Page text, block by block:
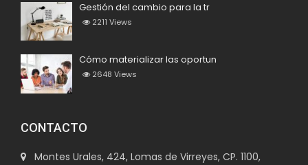
Gestión del cambio para la tr
2211 Views
Cómo materializar las oportun
2648 Views
CONTACTO
Montes Urales, 424, Lomas de Virreyes, CP. 1100,